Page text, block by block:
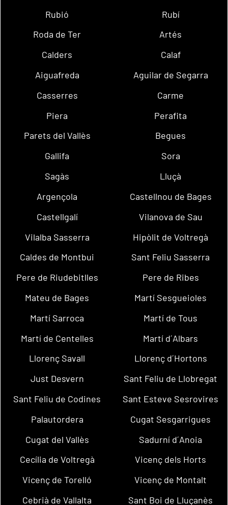
Rubió
Rubí
Roda de Ter
Artés
Calders
Calaf
Aiguafreda
Aguilar de Segarra
Casserres
Carme
Piera
Perafita
Parets del Vallès
Begues
Gallifa
Sora
Sagàs
Lluçà
Argençola
Castellnou de Bages
Castellgalí
Vilanova de Sau
Vilalba Sasserra
Hipòlit de Voltregà
Caldes de Montbui
Sant Feliu Sasserra
Pere de Riudebitlles
Pere de Ribes
Mateu de Bages
Martí Sesgueioles
Martí Sarroca
Martí de Tous
Martí de Centelles
Martí d´Albars
Llorenç Savall
Llorenç d´Hortons
Just Desvern
Sant Feliu de Llobregat
Sant Feliu de Codines
Sant Esteve Sesrovires
Palautordera
Cugat Sesgarrigues
Cugat del Vallès
Sadurní d´Anoia
Cecília de Voltregà
Vicenç dels Horts
Vicenç de Torelló
Vicenç de Montalt
Cebrià de Vallalta
Sant Boi de Lluçanès